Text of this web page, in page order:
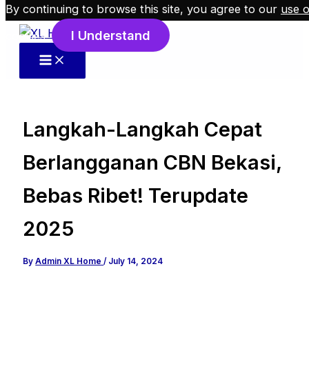
Skip to content
Langkah-Langkah Cepat
Berlangganan CBN Bekasi,
Bebas Ribet! Terupdate
2025
ByAdmin XL Home/ July 14, 2024
By continuing to browse this site, you agree to our use
cookies. I Understand